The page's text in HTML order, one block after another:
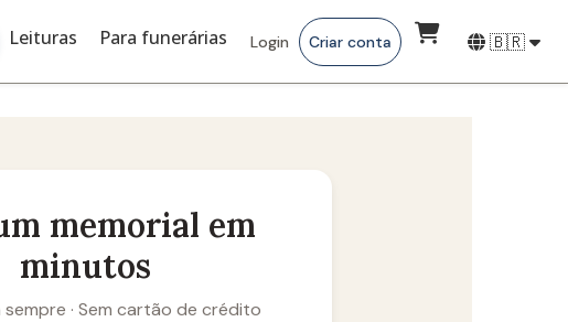
Leituras Para funerárias Login Criar conta 🇧🇷
memorial em
minutos
· Sem cartão de crédito